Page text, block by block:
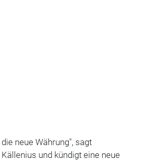
neue Währung", sagt
und kündigt eine neue